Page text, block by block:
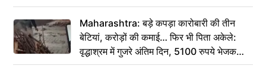
Maharashtra: बड़े कपड़ा कारोबारी की तीन
बेटियां, करोड़ों की कमाई… फिर भी पिता अकेले:
वृद्धाश्रम में गुजरे अंतिम दिन, 5100 रुपये भेजकर
कहा– अंतिम संस्कार कर दीजिए हम नहीं आ पाएंगे